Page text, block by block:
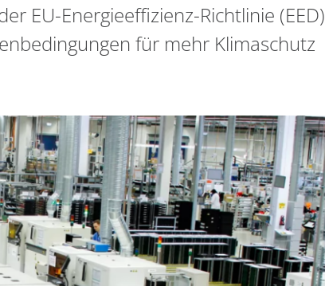
EU-Energieeffizienz-Richtlinie (EED)
für mehr Klimaschutz